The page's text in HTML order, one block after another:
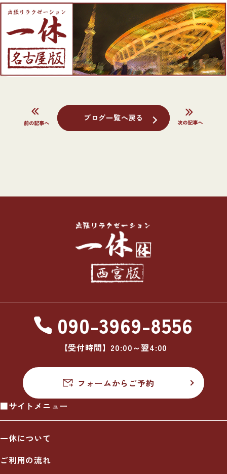
ブログ一覧へ戻る
090-3969-8556
【受付時間】20:00～翌4:00
フォームからご予約
■サイトメニュー
一休について
ご利用の流れ